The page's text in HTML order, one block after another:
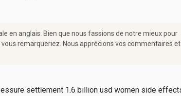
en anglais. Bien que nous fassions de notre mieux pour
remarqueriez. Nous apprécions vos commentaires et